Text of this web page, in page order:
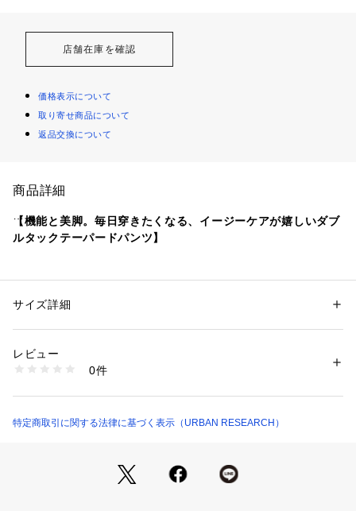
店舗在庫を確認
価格表示について
取り寄せ商品について
返品交換について
商品詳細
【機能と美脚。毎日穿きたくなる、イージーケアが嬉しいダブ
ルタックテーパードパンツ】
・裾に向かって細くなるテーパードシルエットを採用。ルーズ
・忙しい毎日に嬉しいイージーケア機能付き。シワになりにく
く、ご自宅でのお手入れも簡単です。
春らしいドライタッチなイージーケア生地を採用。さらりとし
シンプルなロゴニットや起毛感のあるVネックプルオーバーと
性別：メンズ
素材：ポリエステル76% レーヨン20% ポリウレタン4%
洗濯：-
※詳しい洗濯方法については、商品の品質表示タグをご覧ください
AA26130-1043002 （ショップ）
サイズ詳細
レビュー
0件
特定商取引に関する法律に基づく表示（URBAN RESEARCH）